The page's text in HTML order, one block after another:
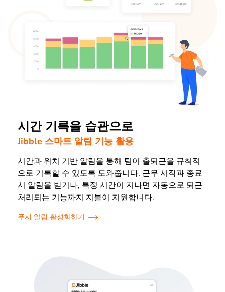
시간 기록을 습관으로
Jibble 스마트 알림 기능 활용
시간과 위치 기반 알림을 통해 팀이 출퇴근을 규칙적
으로 기록할 수 있도록 도와줍니다. 근무 시작과 종료
시 알림을 받거나, 특정 시간이 지나면 자동으로 퇴근
처리되는 기능까지 지블이 지원합니다.
푸시 알림 활성화하기